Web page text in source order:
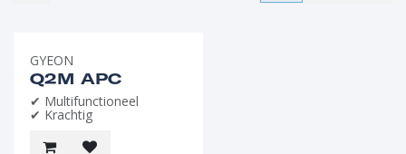
GYEON
Q2M APC
✔ Multifunctioneel
✔ Krachtig